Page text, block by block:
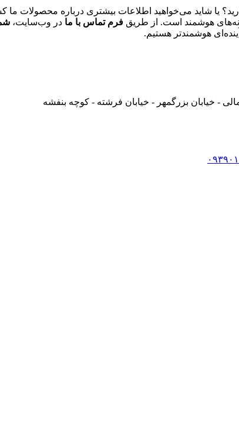
یا شاید می‌خواهید اطلاعات بیشتری درباره محصولات
هوشمند است. از طریق فرم تماس با ما در وب‌سایت،
هوشمندتر هستیم.
- خیابان بزرگمهر - خیابان فرشته - کوچه بنفشه